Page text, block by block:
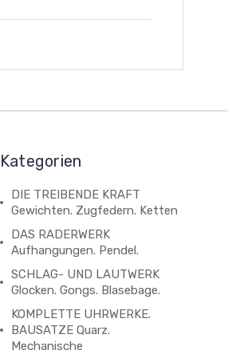
Kategorien
DIE TREIBENDE KRAFT
Gewichten. Zugfedern. Ketten
DAS RADERWERK
Aufhangungen. Pendel.
SCHLAG- UND LAUTWERK
Glocken. Gongs. Blasebage.
KOMPLETTE UHRWERKE.
BAUSATZE Quarz.
Mechanische